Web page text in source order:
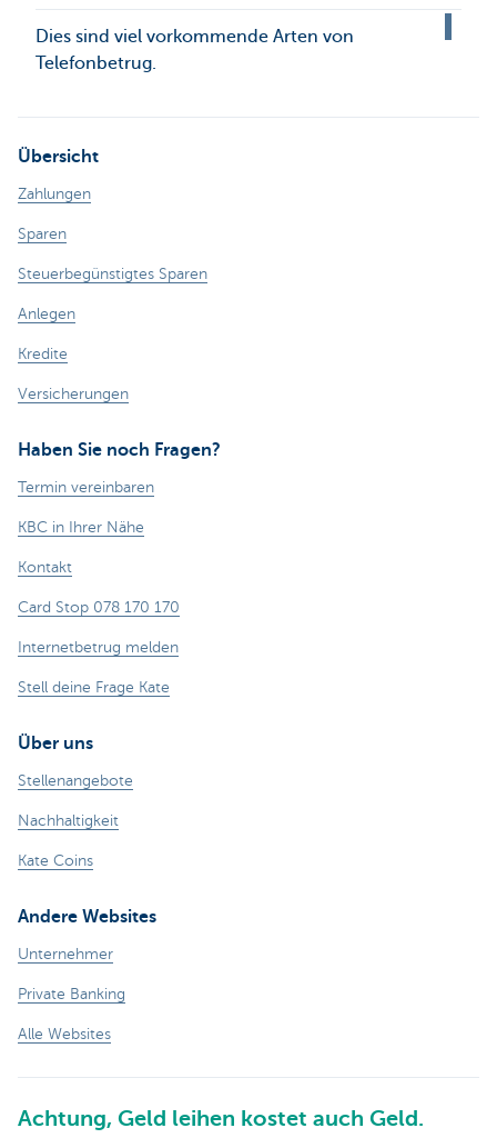
Dies sind viel vorkommende Arten von
Telefonbetrug.
Übersicht
Zahlungen
Sparen
Steuerbegünstigtes Sparen
Anlegen
Kredite
Versicherungen
Haben Sie noch Fragen?
Termin vereinbaren
KBC in Ihrer Nähe
Kontakt
Card Stop 078 170 170
Internetbetrug melden
Stell deine Frage Kate
Über uns
Stellenangebote
Nachhaltigkeit
Kate Coins
Andere Websites
Unternehmer
Private Banking
Alle Websites
Achtung, Geld leihen kostet auch Geld.